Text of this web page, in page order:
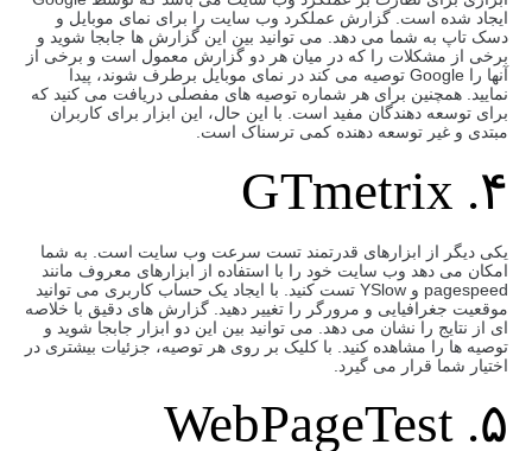
ایجاد شده است. گزارش عملکرد وب سایت را برای نمای موبایل و
دسک تاپ به شما می دهد. می توانید بین این گزارش ها جابجا شوید و
برخی از مشکلات را که در میان هر دو گزارش معمول است و برخی از
آنها را Google توصیه می کند در نمای موبایل برطرف شوند، پیدا
نمایید. همچنین برای هر شماره توصیه های مفصلی دریافت می کنید که
برای توسعه دهندگان مفید است. با این حال، این ابزار برای کاربران
مبتدی و غیر توسعه دهنده کمی ترسناک است.
۴. GTmetrix
یکی دیگر از ابزارهای قدرتمند تست سرعت وب سایت است. به شما
امکان می دهد وب سایت خود را با استفاده از ابزارهای معروف مانند
pagespeed و YSlow تست کنید. با ایجاد یک حساب کاربری می توانید
موقعیت جغرافیایی و مرورگر را تغییر دهید. گزارش های دقیق با خلاصه
ای از نتایج را نشان می دهد. می توانید بین این دو ابزار جابجا شوید و
توصیه ها را مشاهده کنید. با کلیک بر روی هر توصیه، جزئیات بیشتری در
اختیار شما قرار می گیرد.
۵. WebPageTest